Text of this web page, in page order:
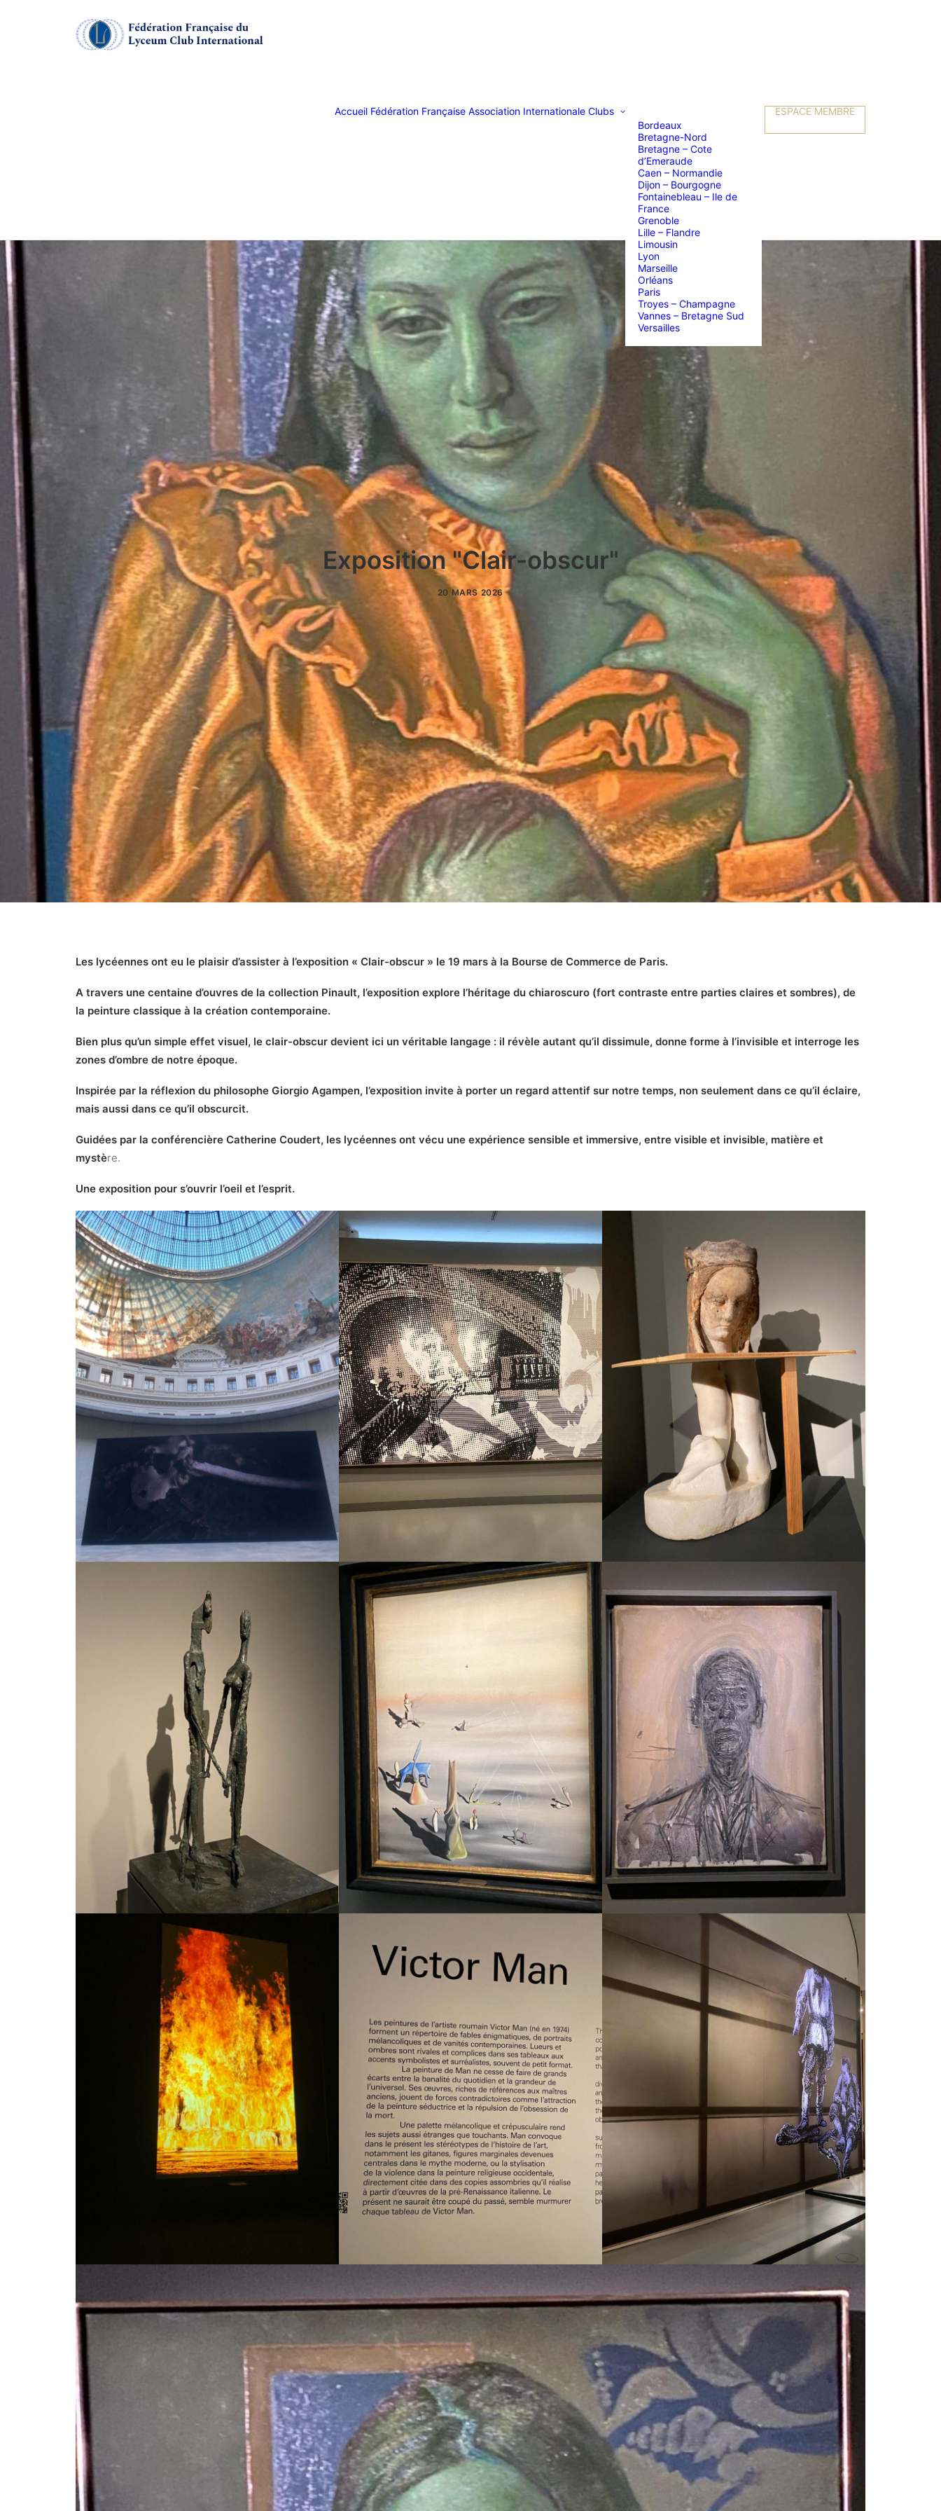
Accueil Fédération Française Association Internationale Clubs
Bordeaux
Bretagne-Nord
Bretagne – Cote
d’Emeraude
Caen – Normandie
Dijon – Bourgogne
Fontainebleau – Ile de
France
Grenoble
Lille – Flandre
Limousin
Lyon
Marseille
Orléans
Paris
Troyes – Champagne
Vannes – Bretagne Sud
Versailles
ESPACE MEMBRE
Exposition "Clair-obscur"
20 MARS 2026
Les lycéennes ont eu le plaisir d’assister à l’exposition « Clair-obscur » le 19 mars à la Bourse de Commerce de Paris.
A travers une centaine d’ouvres de la collection Pinault, l’exposition explore l’héritage du chiaroscuro (fort contraste entre parties claires et sombres), de
la peinture classique à la création contemporaine.
Bien plus qu’un simple effet visuel, le clair-obscur devient ici un véritable langage : il révèle autant qu’il dissimule, donne forme à l’invisible et interroge les
zones d’ombre de notre époque.
Inspirée par la réflexion du philosophe Giorgio Agampen, l’exposition invite à porter un regard attentif sur notre temps, non seulement dans ce qu’il éclaire,
mais aussi dans ce qu’il obscurcit.
Guidées par la conférencière Catherine Coudert, les lycéennes ont vécu une expérience sensible et immersive, entre visible et invisible, matière et
mystère.
Une exposition pour s’ouvrir l’oeil et l’esprit.